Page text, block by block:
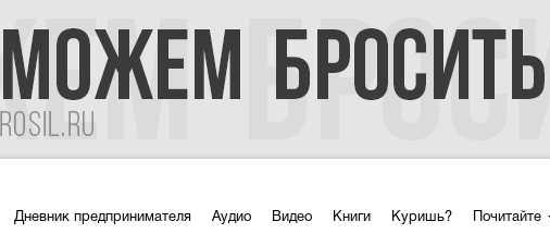
Дневник предпринимателя Аудио Видео Книги Куришь? Почитайте